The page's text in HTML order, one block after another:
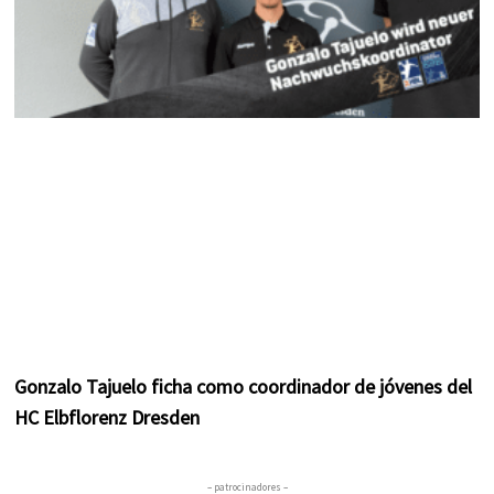
Gonzalo Tajuelo ficha como coordinador de jóvenes del
HC Elbflorenz Dresden
– patrocinadores –